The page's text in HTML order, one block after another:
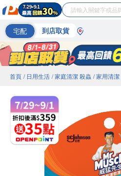
宅配 到店取貨
首頁 / 日用生活 / 家庭清潔 殺蟲 / 家用清潔